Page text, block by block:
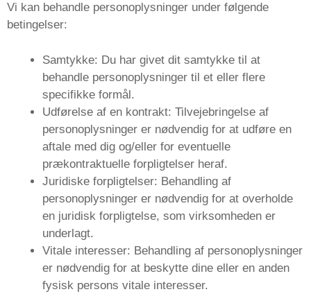
Vi kan behandle personoplysninger under følgende
betingelser:
Samtykke: Du har givet dit samtykke til at
behandle personoplysninger til et eller flere
specifikke formål.
Udførelse af en kontrakt: Tilvejebringelse af
personoplysninger er nødvendig for at udføre en
aftale med dig og/eller for eventuelle
prækontraktuelle forpligtelser heraf.
Juridiske forpligtelser: Behandling af
personoplysninger er nødvendig for at overholde
en juridisk forpligtelse, som virksomheden er
underlagt.
Vitale interesser: Behandling af personoplysninger
er nødvendig for at beskytte dine eller en anden
fysisk persons vitale interesser.